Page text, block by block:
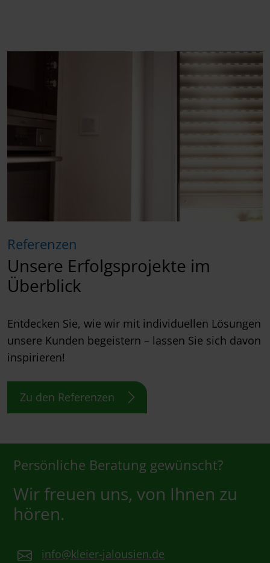
Referenzen
Unsere Erfolgsprojekte im
Überblick
Entdecken Sie, wie wir mit individuellen Lösungen
unsere Kunden begeistern – lassen Sie sich davon
inspirieren!
Zu den Referenzen
Persönliche Beratung gewünscht?
Wir freuen uns, von Ihnen zu
hören.
info@kleier-jalousien.de